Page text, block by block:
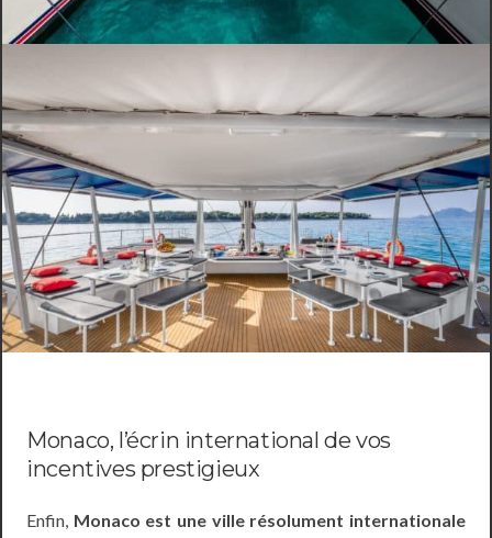
Monaco, l’écrin international de vos
incentives prestigieux
Enfin, Monaco est une ville résolument internationale